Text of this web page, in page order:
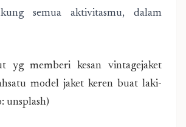
semua aktivitasmu, dalam
yg memberi kesan vintagejaket
model jaket keren buat laki-
unsplash)